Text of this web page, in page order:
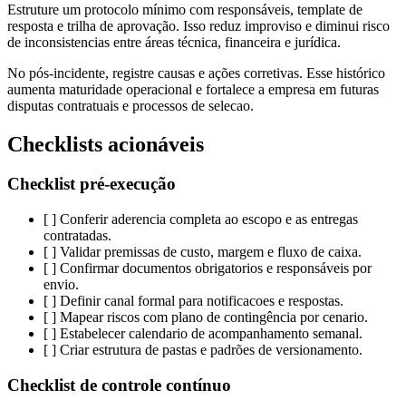
Estruture um protocolo mínimo com responsáveis, template de
resposta e trilha de aprovação. Isso reduz improviso e diminui risco
de inconsistencias entre áreas técnica, financeira e jurídica.
No pós-incidente, registre causas e ações corretivas. Esse histórico
aumenta maturidade operacional e fortalece a empresa em futuras
disputas contratuais e processos de selecao.
Checklists acionáveis
Checklist pré-execução
[ ] Conferir aderencia completa ao escopo e as entregas
contratadas.
[ ] Validar premissas de custo, margem e fluxo de caixa.
[ ] Confirmar documentos obrigatorios e responsáveis por
envio.
[ ] Definir canal formal para notificacoes e respostas.
[ ] Mapear riscos com plano de contingência por cenario.
[ ] Estabelecer calendario de acompanhamento semanal.
[ ] Criar estrutura de pastas e padrões de versionamento.
Checklist de controle contínuo